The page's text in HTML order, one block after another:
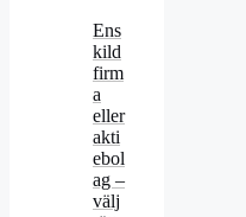
Ens
kild
firm
a
eller
akti
ebol
ag –
välj